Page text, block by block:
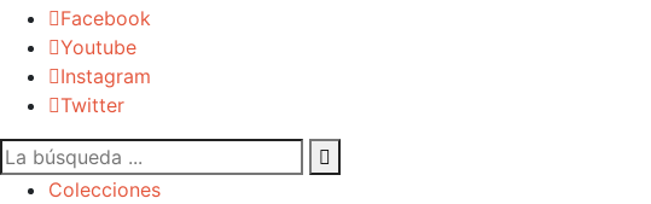
Facebook
Youtube
Instagram
Twitter
Colecciones